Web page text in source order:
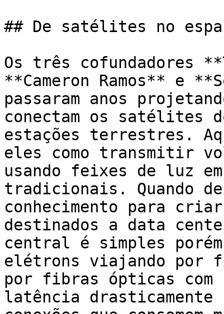
## De satélites no
Os três cofundadores
**Cameron Ramos** e
passaram anos
conectam os satélites
estações terrestres.
eles como transmitir
usando feixes de luz
tradicionais. Quando
conhecimento para
destinados a data
central é simples
elétrons viajando por
por fibras ópticas com
latência drasticamente